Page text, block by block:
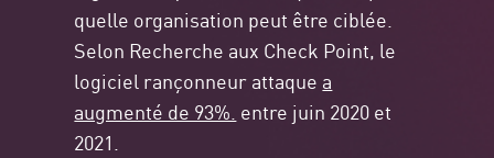
quelle organisation peut être ciblée.
Selon Recherche aux Check Point, le
logiciel rançonneur attaque a
augmenté de 93%. entre juin 2020 et
2021.